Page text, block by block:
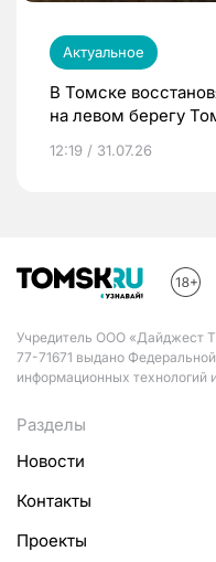
Актуальное
В Томске
на левом берегу
12:19 / 31.07.26
Учредитель ООО «Дайджест
77-71671 выдано
информационных технологий
Разделы
Новости
Контакты
Проекты